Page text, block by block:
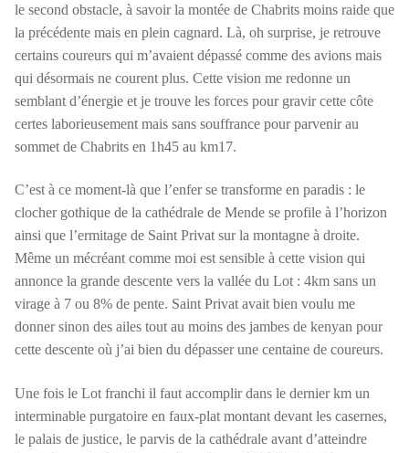
le second obstacle, à savoir la montée de Chabrits moins raide que
la précédente mais en plein cagnard. Là, oh surprise, je retrouve
certains coureurs qui m’avaient dépassé comme des avions mais
qui désormais ne courent plus. Cette vision me redonne un
semblant d’énergie et je trouve les forces pour gravir cette côte
certes laborieusement mais sans souffrance pour parvenir au
sommet de Chabrits en 1h45 au km17.
C’est à ce moment-là que l’enfer se transforme en paradis : le
clocher gothique de la cathédrale de Mende se profile à l’horizon
ainsi que l’ermitage de Saint Privat sur la montagne à droite.
Même un mécréant comme moi est sensible à cette vision qui
annonce la grande descente vers la vallée du Lot : 4km sans un
virage à 7 ou 8% de pente. Saint Privat avait bien voulu me
donner sinon des ailes tout au moins des jambes de kenyan pour
cette descente où j’ai bien du dépasser une centaine de coureurs.
Une fois le Lot franchi il faut accomplir dans le dernier km un
interminable purgatoire en faux-plat montant devant les casernes,
le palais de justice, le parvis de la cathédrale avant d’atteindre